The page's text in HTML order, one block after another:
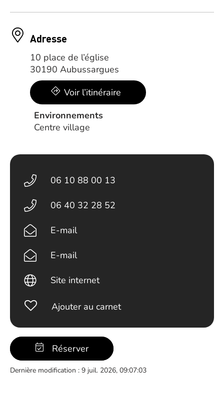
Adresse
10 place de l’église
30190 Aubussargues
Voir l’itinéraire
Environnements
Centre village
06 10 88 00 13
06 40 32 28 52
E-mail
E-mail
Site internet
Ajouter au carnet
Réserver
Dernière modification : 9 juil. 2026, 09:07:03